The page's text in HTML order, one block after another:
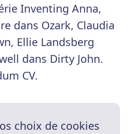
Inventing Anna,
dans Ozark, Claudia
Ellie Landsberg
dans Dirty John.
CV.
choix de cookies